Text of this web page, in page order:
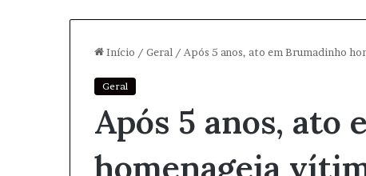
Início / Geral / Após 5 anos, ato em Brumadinho
Geral
Após 5 anos, ato
homenageia